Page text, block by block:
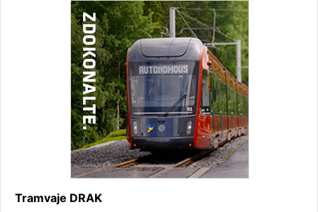
Tramvaje DRAK